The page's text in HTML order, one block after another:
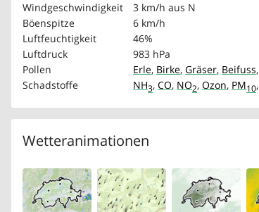
Windgeschwindigkeit
3 km/h aus N
Böenspitze
6 km/h
Luftfeuchtigkeit
46%
Luftdruck
983 hPa
Pollen
Erle, Birke, Gräser, Beifuss,
Schadstoffe
NH3, CO, NO2, Ozon, PM10,
Wetteranimationen